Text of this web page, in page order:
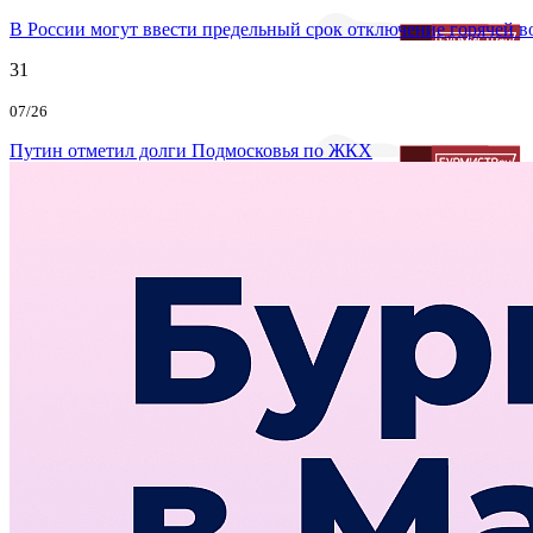
В России могут ввести предельный срок отключение горячей
31
07/26
Путин отметил долги Подмосковья по ЖКХ